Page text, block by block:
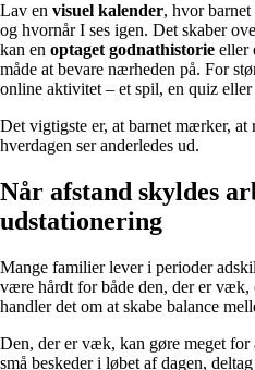
Lav en visuel kalender, hvor barnet
og hvornår I ses igen. Det skaber
kan en optaget godnathistorie eller
måde at bevare nærheden på. For
online aktivitet – et spil, en quiz
Det vigtigste er, at barnet mærker, at
hverdagen ser anderledes ud.
Når afstand skyldes
udstationering
Mange familier lever i perioder
være hårdt for både den, der er
handler det om at skabe balance
Den, der er væk, kan gøre meget for
små beskeder i løbet af dagen,